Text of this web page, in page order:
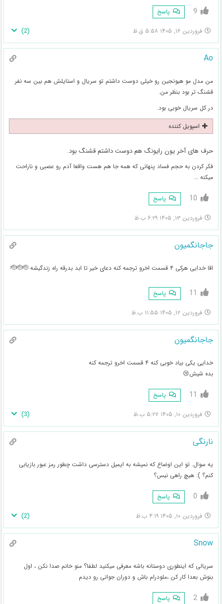
9 پاسخ
فروردین ۱۶, ۱۴۰۵ ۵:۵۸ ق.ظ (
2
)
Ao
من مدل مو هیونجین رو خیلی دوست داشتم تو سریال و استایلش هم بین سه نفر
قشنگ تر بود بنظر من.
در کل سریال خوبی بود.
اسپویل کننده
حرف های آخر یون رایونگ هم دوست داشتم قشنگ بود.
فکر کردن به حجم فساد پنهانی که همه جا هم هست واقعا آدم رو عصبی و ناراحت
میکنه …
10 پاسخ
فروردین ۱۳, ۱۴۰۵ ۶:۲۹ ب.ظ
جاجانگمیون
اقا خدایی هرکی ۴ قسمت اخرو ترجمه کنه دعای خیر تا ابد بدرقه راه زندگیشه 🫡🫡🫡
11 پاسخ
فروردین ۱۲, ۱۴۰۵ ۱۱:۵۵ ب.ظ
جاجانگمیون
خدایی یکی بیاد خوبی کنه ۴ قسمت اخرو ترجمه کنه
بده شیش😢
11 پاسخ
فروردین ۱۰, ۱۴۰۵ ۵:۲۷ ب.ظ (
3
)
نارنگی
یه سوال. تو این اوضاع که نمیشه به ایمیل دسترسی داشت چطور رمز عبور بازیابی
کنم؟ ): هیچ راهی نیس؟
0 پاسخ
فروردین ۱۰, ۱۴۰۵ ۴:۱۹ ب.ظ (
2
)
Snow
سریالی که اینطوری دوستانه باشه معرفی میکنید لطفا؟ منو خانم صدا نکن ، اول
بنوش بعدا کار کن ،ملودرام باش و دوران جوانی رو دیدم
2 پاسخ